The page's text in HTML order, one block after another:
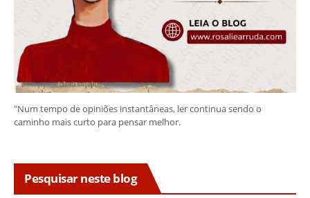
"Num tempo de opiniões instantâneas, ler continua sendo o
caminho mais curto para pensar melhor.
Pesquisar neste blog